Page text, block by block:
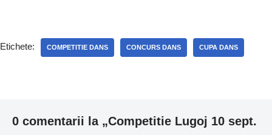
Etichete: COMPETITIE DANS CONCURS DANS CUPA DANS
0 comentarii la „Competitie Lugoj 10 sept.